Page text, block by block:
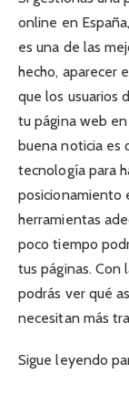
online en
es una de las
hecho, aparecer
que los usuarios
tu página web
buena noticia es
tecnología para
posicionamiento
herramientas
poco tiempo
tus páginas. Con
podrás ver qué
necesitan más
Sigue leyendo